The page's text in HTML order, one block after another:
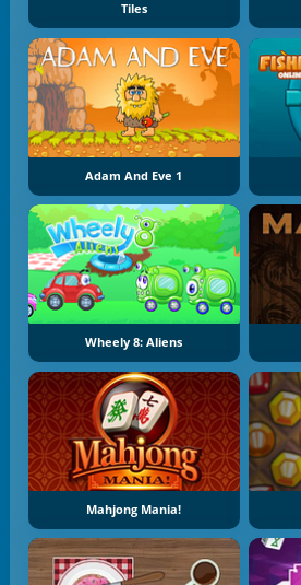
Tiles
Adam And Eve 1
Wheely 8: Aliens
Mahjong Mania!